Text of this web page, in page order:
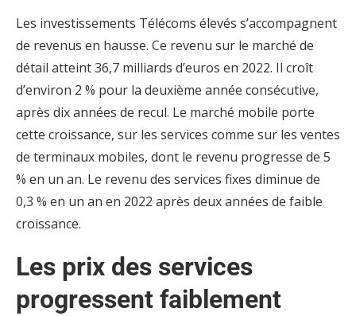
Les investissements Télécoms élevés s’accompagnent
de revenus en hausse. Ce revenu sur le marché de
détail atteint 36,7 milliards d’euros en 2022. Il croît
d’environ 2 % pour la deuxième année consécutive,
après dix années de recul. Le marché mobile porte
cette croissance, sur les services comme sur les ventes
de terminaux mobiles, dont le revenu progresse de 5
% en un an. Le revenu des services fixes diminue de
0,3 % en un an en 2022 après deux années de faible
croissance.
Les prix des services
progressent faiblement